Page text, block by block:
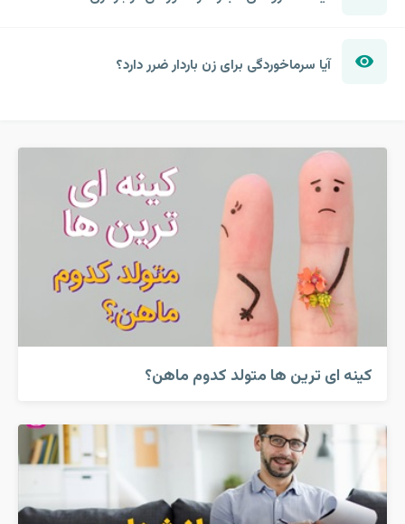
آیا سرماخوردگی برای زن باردار ضرر دارد؟
کینه ای ترین ها متولد کدوم ماهن؟